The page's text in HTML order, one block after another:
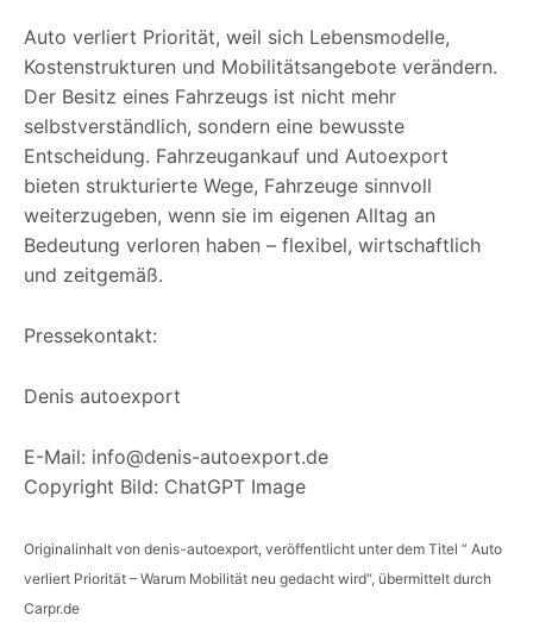
Auto verliert Priorität, weil sich Lebensmodelle,
Kostenstrukturen und Mobilitätsangebote verändern.
Der Besitz eines Fahrzeugs ist nicht mehr
selbstverständlich, sondern eine bewusste
Entscheidung. Fahrzeugankauf und Autoexport
bieten strukturierte Wege, Fahrzeuge sinnvoll
weiterzugeben, wenn sie im eigenen Alltag an
Bedeutung verloren haben – flexibel, wirtschaftlich
und zeitgemäß.
Pressekontakt:
Denis autoexport
E-Mail: info@denis-autoexport.de
Copyright Bild: ChatGPT Image
Originalinhalt von denis-autoexport, veröffentlicht unter dem Titel “ Auto
verliert Priorität – Warum Mobilität neu gedacht wird“, übermittelt durch
Carpr.de